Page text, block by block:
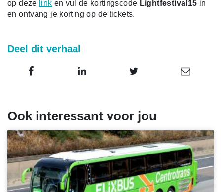
op deze link en vul de kortingscode Lightfestival15 in
en ontvang je korting op de tickets.
Deel dit verhaal
Ook interessant voor jou